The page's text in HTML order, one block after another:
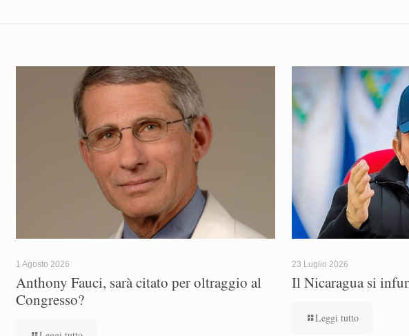
1 Agosto 2026
Anthony Fauci, sarà citato per oltraggio al
Congresso?
23 Luglio 2026
Il Nicaragua si
Leggi tutto